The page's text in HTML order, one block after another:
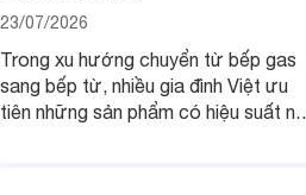
23/07/2026
Trong xu hướng chuyển từ bếp gas
sang bếp từ, nhiều gia đình Việt ưu
tiên những sản phẩm có hiệu suất nấu